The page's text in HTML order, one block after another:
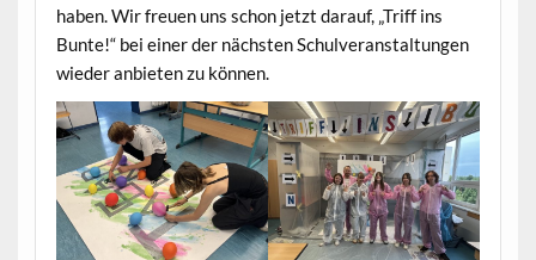
haben. Wir freuen uns schon jetzt darauf, „Triff ins
Bunte!“ bei einer der nächsten Schulveranstaltungen
wieder anbieten zu können.